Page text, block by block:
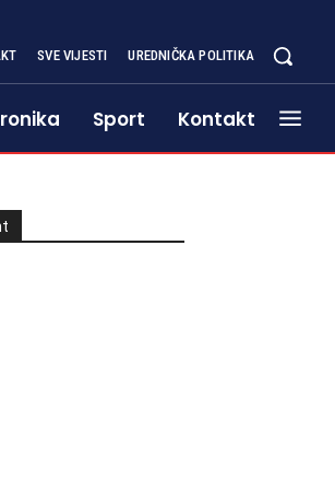
SVE VIJESTI UREDNIČKA POLITIKA
Sport Kontakt